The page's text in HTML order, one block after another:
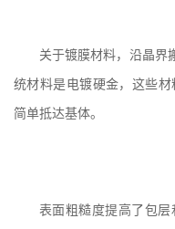
关于镀膜材料，沿晶界
统材料是电镀硬金，这些材
简单抵达基体。
表面粗糙度提高了包层